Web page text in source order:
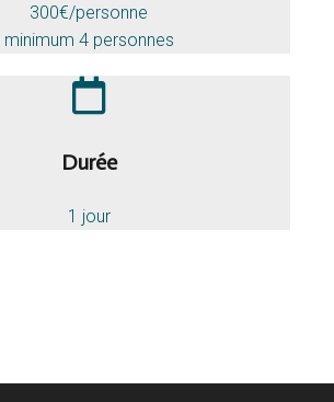
300€/personne
minimum 4 personnes
Durée
1 jour